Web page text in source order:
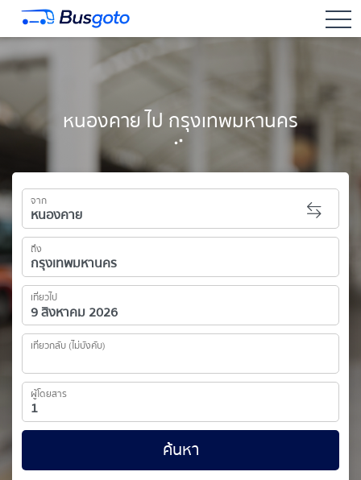
หนองคาย ไป กรุงเทพมหานคร
จาก
ถึง
เที่ยวไป
เที่ยวกลับ (ไม่บังคับ)
ผู้โดยสาร
ค้นหา